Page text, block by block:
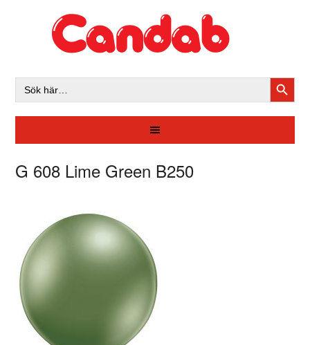
Sök
efter:
G 608 Lime Green B250